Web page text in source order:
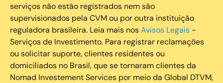
serviços não estão registrados nem são
supervisionados pela CVM ou por outra instituição
reguladora brasileira. Leia mais nosAvisos Legais -
Serviços de Investimento. Para registrar reclamações
ou solicitar suporte, clientes residentes ou
domiciliados no Brasil, que se tornaram clientes da
Nomad Investement Services por meio da Global DTVM,